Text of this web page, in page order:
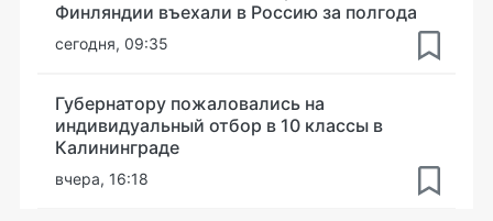
Финляндии въехали в Россию за полгода
сегодня, 09:35
Губернатору пожаловались на
индивидуальный отбор в 10 классы в
Калининграде
вчера, 16:18